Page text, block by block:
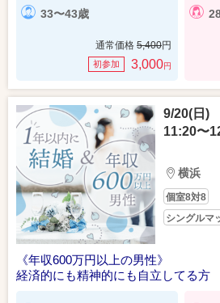
33〜43歳
通常価格 5,400円
初参加 3,000円
9/20(日)
11:20〜
横浜
個室8対8
シングルマ
《年収600万円以上の男性》
経済的にも精神的にも自立してる方